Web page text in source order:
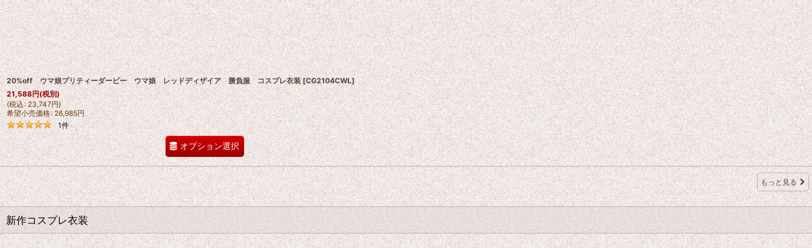
20%off ウマ娘プリティーダービー ウマ娘 レッドディザイア 勝負服 コスプレ衣装 [CG2104CWL]
21,588円(税別)
(税込: 23,747円)
希望小売価格: 26,985円
1件
オプション選択
もっと見る
新作コスプレ衣装